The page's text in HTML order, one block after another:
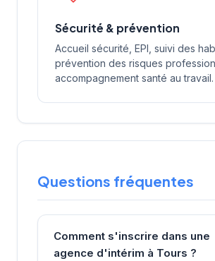
Sécurité & prévention
Accueil sécurité, EPI, suivi des
prévention des risques
accompagnement santé au travail.
Questions fréquentes
Comment s'inscrire dans une
agence d'intérim à Tours ?